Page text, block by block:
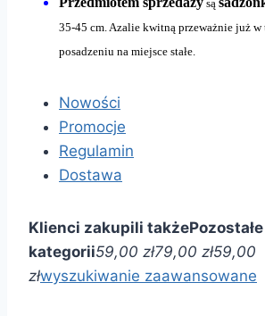
są
35-45 cm. Azalie kwitną przeważnie już w
posadzeniu na miejsce stałe.
Nowości
Promocje
Regulamin
Dostawa
Klienci zakupili także
kategorii59,00 zł79,00 zł59,00
złwyszukiwanie zaawansowane